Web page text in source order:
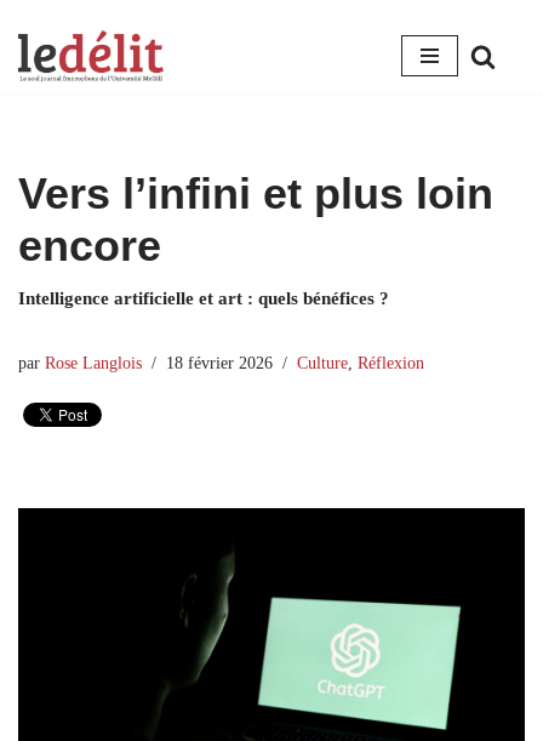
Aller
Vers l’infini et plus loin
encore
Intelligence artificielle et art : quels bénéfices ?
par Rose Langlois 18 février 2026 Culture Réflexion